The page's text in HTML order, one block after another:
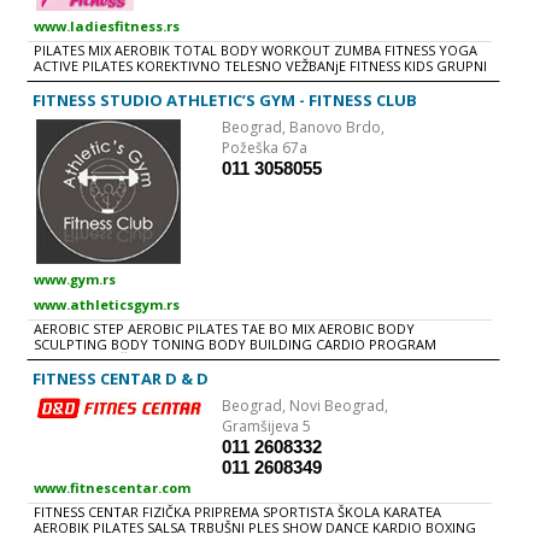
www.ladiesfitness.rs
PILATES MIX AEROBIK TOTAL BODY WORKOUT ZUMBA FITNESS YOGA
ACTIVE PILATES KOREKTIVNO TELESNO VEŽBANjE FITNESS KIDS GRUPNI
PROGRAMI PERSONALNI TRENINZI KVALIFIKOVANI TRENERI
NUTRICIONISTIČKI SAVETI
FITNESS STUDIO ATHLETIC’S GYM - FITNESS CLUB
Beograd, Banovo Brdo,
Požeška 67a
011 3058055
www.gym.rs
www.athleticsgym.rs
AEROBIC STEP AEROBIC PILATES TAE BO MIX AEROBIC BODY
SCULPTING BODY TONING BODY BUILDING CARDIO PROGRAM
REDUKCIJA TEŽINE Predstavljamo Vam Athletic’s gym Fitness club iz
Beograda Prvi fitness club u Srbiji sa lancem od 5 fitness studija Na
Zvezdara, Vidikovcu i Voždovcu , Savremene koncepcije
Profesionalne fitness opreme 10 individualnih i grupnih fitness
programa Profesionalno obučenih instruktora Personalnih trenera,
lekara i nutricioniste Preko 10 godina iskustva...| Nalazimo se u kraju
Beograda koji obiluje kako interesovanjima za sportske aktivnosti tako
i terenima i ustanovama za iste. U neposrednoj blizini se nalazi Ada
Ciganlija i Košutnjak gde se vrše nebrojene sportske aktivnosti. Na
Banovom brdu su i Fakultet za Sport i Fizičku kulturu, kao i nekoliko
Viših škola za Sportske trenere. Svi ti kontakti i sportski tereni
FITNESS CENTAR D & D
Beograd, Novi Beograd,
Gramšijeva 5
011 2608332
011 2608349
www.fitnescentar.com
FITNESS CENTAR FIZIČKA PRIPREMA SPORTISTA ŠKOLA KARATEA
AEROBIK PILATES SALSA TRBUŠNI PLES SHOW DANCE KARDIO BOXING